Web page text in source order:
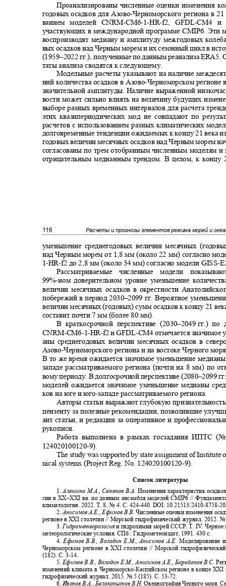
Проанализированы численные оценки изменения
годовых осадков для Азово-Черноморского региона в
ванием моделей CNRM-CM6-1-HR-f2, GFDL-CM4 и
участвующих в международной программе CMIP6. Эти
воспроизводят медиану и амплитуду межгодовых
вых осадков над Черным морем и их сезонный цикл в
(1959–2022 гг.), полученные по данным реанализаERA5.
таты анализа сводятся к следующему.
Модельные расчеты указывают на наличие
ний количества осадков в Азово-Черноморском регионе
значительной амплитуды. Наличие выраженной
вости может сильно влиять на величину будущих
выборе разных временных интервалов для расчета
этих квазипериодических мод не совпадают по
расчетов с использованием разных климатических
долговременные тенденции ожидаемых к концу 21 века
годовых величин месячных осадков над Черным морем
согласованы по трем отобранным численным моделям и
отрицательным медианным трендом. В целом, к концу
116 Расчеты и прогнозы элементов режима морей и
уменьшение среднегодовых величин месячных
над Черным морем от 1,8 мм (около 22 мм) согласно
1-HR-f2 до 2,8 мм (около 34 мм) согласно модели GISS-
Рассматриваемые численные модели
99%-ном доверительном уровне уменьшение
величин месячных осадков в окрестности
побережий в период 2030–2099 гг. Вероятное
величин месячных (годовых) сумм осадков к концу 21
составит почти 7 мм (более 80 мм).
В краткосрочной перспективе (2030–2049 гг.) по
CNRM-CM6-1-HR-f2 иGFDL-CM4 отмечается
аны среднегодовых величин месячных осадков в
Азово-Черноморского региона и на востоке Черного
В то же время ожидается значимое уменьшение
западе рассматриваемого региона (почти на 8 мм) по
вому периоду. В долгосрочной перспективе (2080–2099
моделей ожидается значимое уменьшение медианы
ков на юге и юго-западе рассматриваемого региона.
Авторы статьи выражают глубокую
цензенту за полезные рекомендации, позволившие
ант статьи, и редакции за оперативное и
рукописи.
Работа выполнена в рамках госзадания ИПТС
124020100120-9).
The study was supported by state assignment of Institute
nical systems (Project Reg. No. 124020100120-9).
Список литературы
1.Алешина М.А., Семенов В.А. Изменения характеристик
сии в XX–XXI вв. по данным ансамбля моделей CMIP6 //
климатология. 2022. Т. 8, № 4. С. 424-440. DOI: 10.21513/2410-8758-
2.Анисимов А.Е., Ефимов В.В.Численные оценки изменения
регионе в XXIстолетии // Морской гидрофизический журнал. 2012.
3.Гидрометеорологияи гидрохимия морей СССР. Т. IV.
метеорологические условия. СПб.: Гидрометеоиздат, 1991. 430 с.
4.Ефимов В.В., Володин Е.М., Анисимов А.Е. Моделирование
Черноморском регионе в XXI столетии // Морской
(182). С. 3-14.
5. Ефимов В.В., Володин Е.М., Анисимов А.Е., Барабанов В.С.
изменений климата в Черноморско-Каспийском регионе в конце
гидрофизический журнал. 2015. № 5 (185). С. 53-72.
6.Иванов В.А., Белокопытов В.Н.Океанография Черного моря.